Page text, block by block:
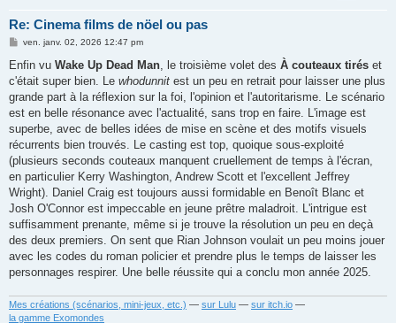
Re: Cinema films de nöel ou pas
M
s
a
g
ven. janv. 02, 2026 12:47 pm
Enfin vu Wake Up Dead Man , le troisième volet des À couteaux tirés et
c'était super bien. Le whodunnit est un peu en retrait pour laisser une plus
grande part à la réflexion sur la foi, l'opinion et l'autoritarisme. Le scénario
est en belle résonance avec l'actualité, sans trop en faire. L'image est
superbe, avec de belles idées de mise en scène et des motifs visuels
récurrents bien trouvés. Le casting est top, quoique sous-exploité
(plusieurs seconds couteaux manquent cruellement de temps à l'écran,
en particulier Kerry Washington, Andrew Scott et l'excellent Jeffrey
Wright). Daniel Craig est toujours aussi formidable en Benoît Blanc et
Josh O'Connor est impeccable en jeune prêtre maladroit. L'intrigue est
suffisamment prenante, même si je trouve la résolution un peu en deçà
des deux premiers. On sent que Rian Johnson voulait un peu moins jouer
avec les codes du roman policier et prendre plus le temps de laisser les
personnages respirer. Une belle réussite qui a conclu mon année 2025.
Mes créations (scénarios, mini-jeux, etc.) — sur Lulu — sur itch.io —
la gamme Exomondes